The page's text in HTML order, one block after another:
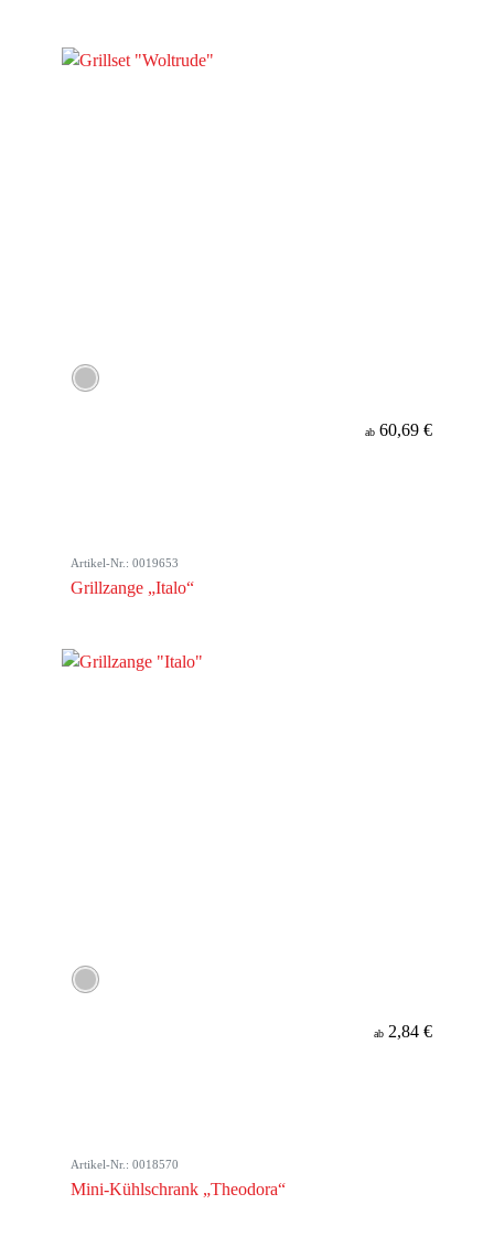
ab 60,69 €
Artikel-Nr.: 0019653
Grillzange „Italo“
ab 2,84 €
Artikel-Nr.: 0018570
Mini-Kühlschrank „Theodora“